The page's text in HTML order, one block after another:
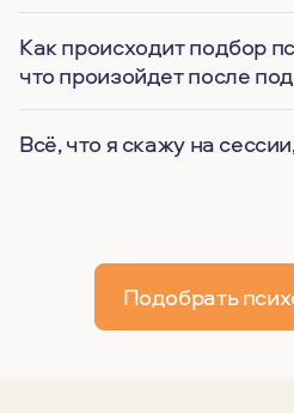
Как происходит подбор
что произойдет после
Всё, что я скажу на
Подобрать